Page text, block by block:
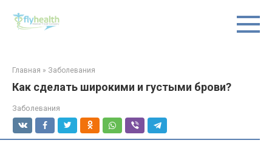
контенту
Главная » Заболевания
Как сделать широкими и густыми брови?
Заболевания